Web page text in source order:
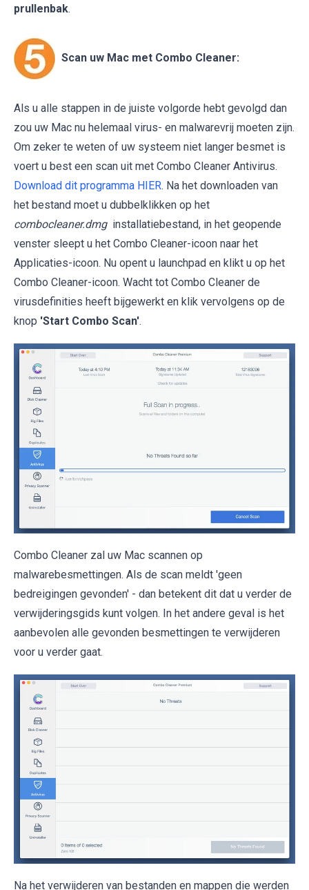
prullenbak.
Scan uw Mac met Combo Cleaner:
Als u alle stappen in de juiste volgorde hebt gevolgd dan
zou uw Mac nu helemaal virus- en malwarevrij moeten zijn.
Om zeker te weten of uw systeem niet langer besmet is
voert u best een scan uit met Combo Cleaner Antivirus.
Download dit programma HIER. Na het downloaden van
het bestand moet u dubbelklikken op het
combocleaner.dmg installatiebestand, in het geopende
venster sleept u het Combo Cleaner-icoon naar het
Applicaties-icoon. Nu opent u launchpad en klikt u op het
Combo Cleaner-icoon. Wacht tot Combo Cleaner de
virusdefinities heeft bijgewerkt en klik vervolgens op de
knop 'Start Combo Scan'.
Combo Cleaner zal uw Mac scannen op
malwarebesmettingen. Als de scan meldt 'geen
bedreigingen gevonden' - dan betekent dit dat u verder de
verwijderingsgids kunt volgen. In het andere geval is het
aanbevolen alle gevonden besmettingen te verwijderen
voor u verder gaat.
Na het verwijderen van bestanden en mappen die werden